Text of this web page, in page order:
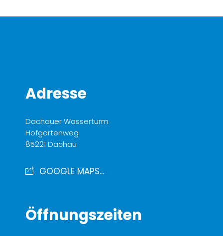
Adresse
Dachauer Wasserturm
Hofgartenweg
85221 Dachau
GOOGLE MAPS...
Öffnungszeiten